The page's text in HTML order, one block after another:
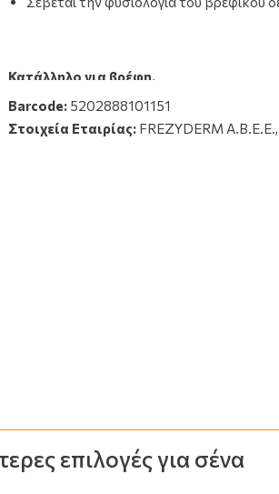
Κατάλληλο για βρέφη.
Barcodes :
Barcode: 5202888101151
Στοιχεία Εταιρίας: FREZYDERM
επιλογές για σένα